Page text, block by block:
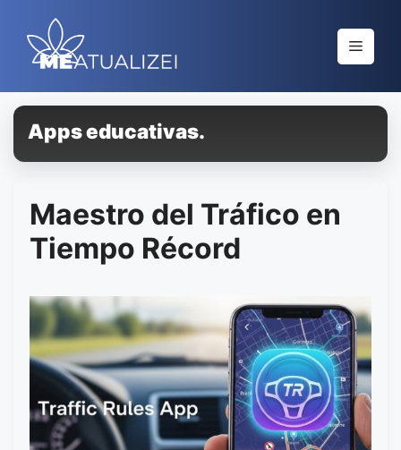
contenido
Menú
Apps educativas.
Maestro del Tráfico en
Tiempo Récord